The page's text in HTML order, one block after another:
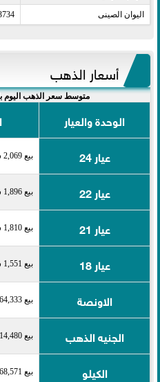
اليوان الصينى​
أسعار الذهب
متوسط سعر الذهب اليوم
الوحدة والعيار
عيار 24
بيع 2,069 شراء 2,114
عيار 22 بيع 1,896 شراء 1,938
عيار 21 بيع 1,810 شراء 1,850
عيار 18 بيع 1,551 شراء 1,586
الاونصة بيع 64,333 شراء 65,754
الجنيه الذهب بيع 14,480 شراء 14,800
الكيلو بيع 2,068,571 شراء 2,114,286